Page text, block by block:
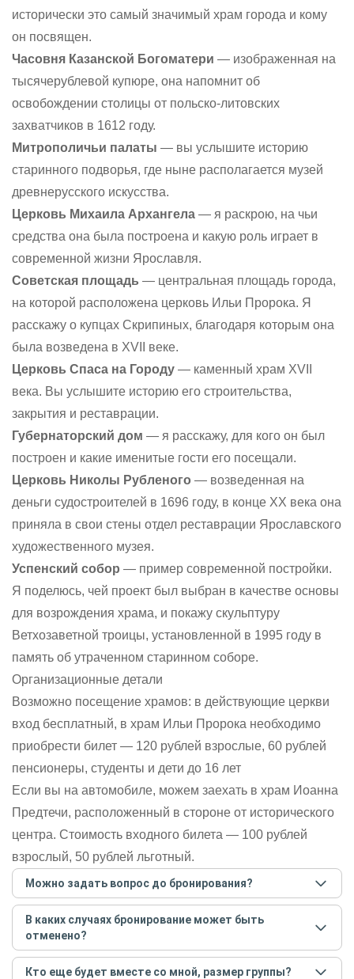
исторически это самый значимый храм города и кому
он посвящен.
Часовня Казанской Богоматери — изображенная на
тысячерублевой купюре, она напомнит об
освобождении столицы от польско-литовских
захватчиков в 1612 году.
Митрополичьи палаты — вы услышите историю
старинного подворья, где ныне располагается музей
древнерусского искусства.
Церковь Михаила Архангела — я раскрою, на чьи
средства она была построена и какую роль играет в
современной жизни Ярославля.
Советская площадь — центральная площадь города,
на которой расположена церковь Ильи Пророка. Я
расскажу о купцах Скрипиных, благодаря которым она
была возведена в XVII веке.
Церковь Спаса на Городу — каменный храм XVII
века. Вы услышите историю его строительства,
закрытия и реставрации.
Губернаторский дом — я расскажу, для кого он был
построен и какие именитые гости его посещали.
Церковь Николы Рубленого — возведенная на
деньги судостроителей в 1696 году, в конце XX века она
приняла в свои стены отдел реставрации Ярославского
художественного музея.
Успенский собор — пример современной постройки.
Я поделюсь, чей проект был выбран в качестве основы
для возрождения храма, и покажу скульптуру
Ветхозаветной троицы, установленной в 1995 году в
память об утраченном старинном соборе.
Организационные детали
Возможно посещение храмов: в действующие церкви
вход бесплатный, в храм Ильи Пророка необходимо
приобрести билет — 120 рублей взрослые, 60 рублей
пенсионеры, студенты и дети до 16 лет
Если вы на автомобиле, можем заехать в храм Иоанна
Предтечи, расположенный в стороне от исторического
центра. Стоимость входного билета — 100 рублей
взрослый, 50 рублей льготный.
Можно задать вопрос до бронирования?
Достаточно перейти по ссылке «Задать вопрос» и
написать гиду. Платить при этом не нужно. Сначала
согласуйте с гидом интересующие вас вопросы и после
этого бронируйте экскурсию.Задать вопрос.
В каких случаях бронирование может быть
отменено?
Только в случае неблагоприятных погодных условий,
например, если экскурсия на кораблике, а по прогнозу
Кто еще будет вместе со мной, размер группы?